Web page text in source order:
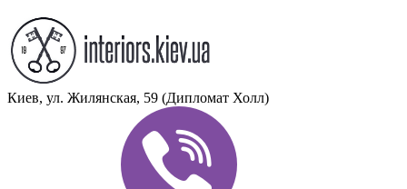
Киев, ул. Жилянская, 59 (Дипломат Холл)